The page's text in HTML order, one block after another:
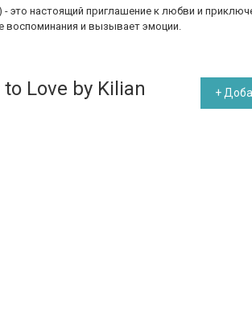
- это настоящий приглашение к любви и
и вызывает эмоции.
Love by Kilian
+